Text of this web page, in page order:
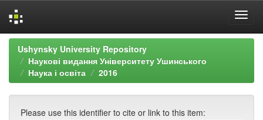
Skip
navigation
Ushynsky University Repository
Наукові видання Університету Ушинського
Наука і освіта
2016
Please use this identifier to cite or link to this item: